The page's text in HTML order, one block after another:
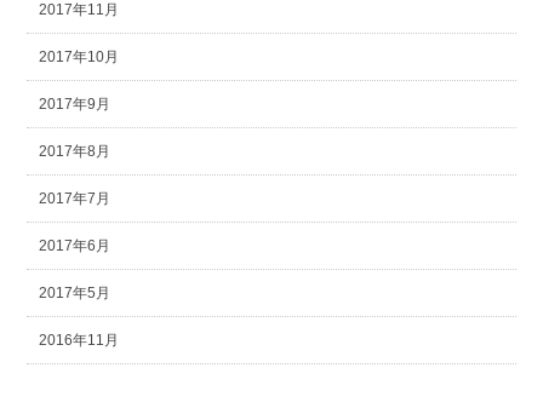
2017年11月
2017年10月
2017年9月
2017年8月
2017年7月
2017年6月
2017年5月
2016年11月